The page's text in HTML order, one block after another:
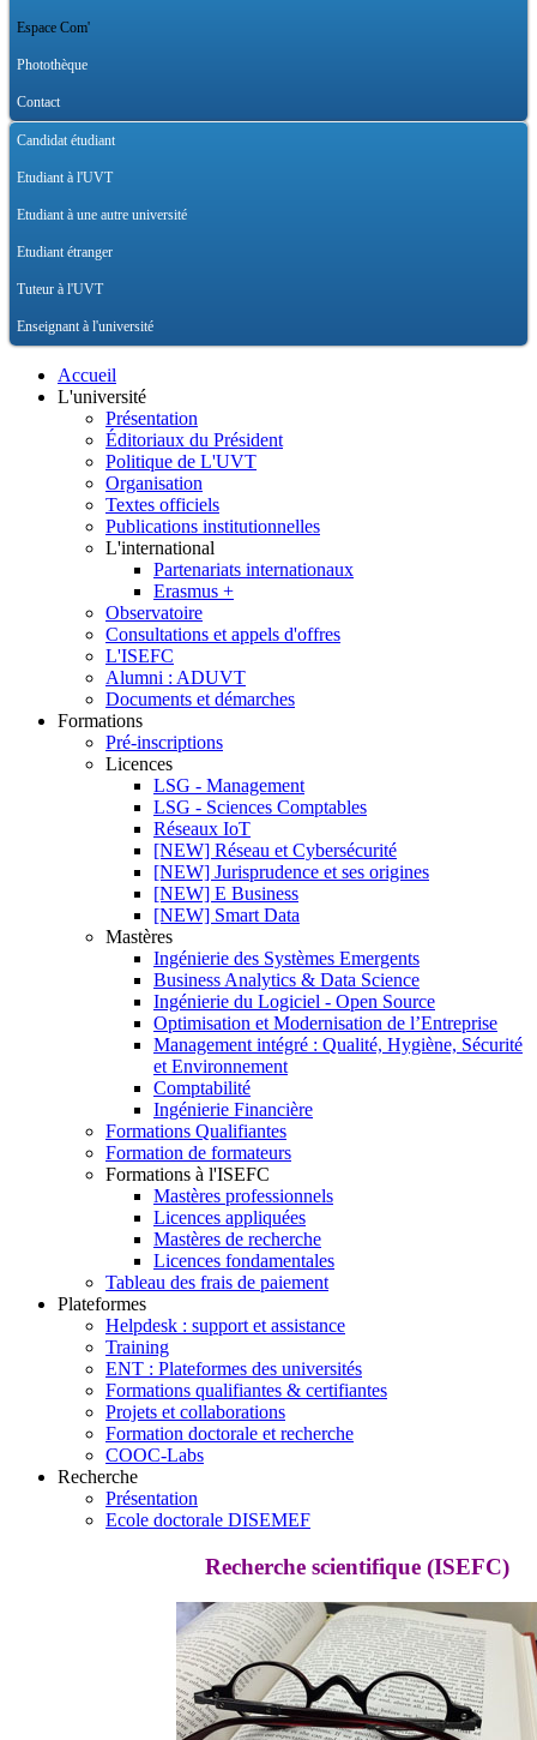
Espace Com'
Photothèque
Contact
Candidat étudiant
Etudiant à l'UVT
Etudiant à une autre université
Etudiant étranger
Tuteur à l'UVT
Enseignant à l'université
Accueil
L'université
Présentation
Éditoriaux du Président
Politique de L'UVT
Organisation
Textes officiels
Publications institutionnelles
L'international
Partenariats internationaux
Erasmus +
Observatoire
Consultations et appels d'offres
L'ISEFC
Alumni : ADUVT
Documents et démarches
Formations
Pré-inscriptions
Licences
LSG - Management
LSG - Sciences Comptables
Réseaux IoT
[NEW] Réseau et Cybersécurité
[NEW] Jurisprudence et ses origines
[NEW] E Business
[NEW] Smart Data
Mastères
Ingénierie des Systèmes Emergents
Business Analytics & Data Science
Ingénierie du Logiciel - Open Source
Optimisation et Modernisation de l’Entreprise
Management intégré : Qualité, Hygiène, Sécurité
et Environnement
Comptabilité
Ingénierie Financière
Formations Qualifiantes
Formation de formateurs
Formations à l'ISEFC
Mastères professionnels
Licences appliquées
Mastères de recherche
Licences fondamentales
Tableau des frais de paiement
Plateformes
Helpdesk : support et assistance
Training
ENT : Plateformes des universités
Formations qualifiantes & certifiantes
Projets et collaborations
Formation doctorale et recherche
COOC-Labs
Recherche
Présentation
Ecole doctorale DISEMEF
Recherche scientifique (ISEFC)